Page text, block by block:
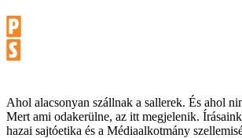
Ahol alacsonyan szállnak a sallerek. És ahol
Mert ami odakerülne, az itt megjelenik.
hazai sajtóetika és a Médiaalkotmány